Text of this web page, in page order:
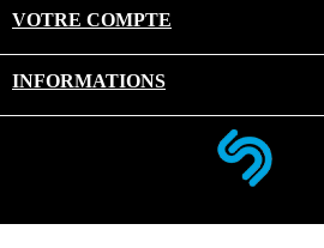
VOTRE COMPTE
INFORMATIONS